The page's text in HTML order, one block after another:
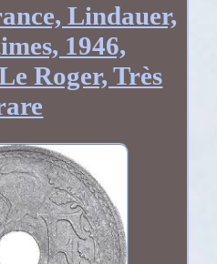
Lindauer,
1946,
Roger, Très